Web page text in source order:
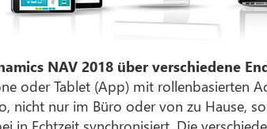
NAV 2018 über verschiedene
oder Tablet (App) mit rollenbasierten
nicht nur im Büro oder von zu Hause,